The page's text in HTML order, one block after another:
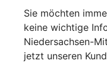
Sie möchten
keine wichtige
Niedersachsen-
jetzt unseren